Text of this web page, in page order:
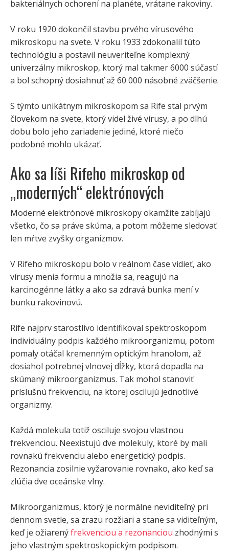
bakteriálnych ochorení na planéte, vrátane rakoviny.
V roku 1920 dokončil stavbu prvého vírusového
mikroskopu na svete. V roku 1933 zdokonalil túto
technológiu a postavil neuveriteľne komplexný
univerzálny mikroskop, ktorý mal takmer 6000 súčastí
a bol schopný dosiahnuť až 60 000 násobné zväčšenie.
S týmto unikátnym mikroskopom sa Rife stal prvým
človekom na svete, ktorý videl živé vírusy, a po dlhú
dobu bolo jeho zariadenie jediné, ktoré niečo
podobné mohlo ukázať.
Ako sa líši Rifeho mikroskop od
„moderných“ elektrónových
Moderné elektrónové mikroskopy okamžite zabíjajú
všetko, čo sa práve skúma, a potom môžeme sledovať
len mŕtve zvyšky organizmov.
V Rifeho mikroskopu bolo v reálnom čase vidieť, ako
vírusy menia formu a množia sa, reagujú na
karcinogénne látky a ako sa zdravá bunka mení v
bunku rakovinovú.
Rife najprv starostlivo identifikoval spektroskopom
individuálny podpis každého mikroorganizmu, potom
pomaly otáčal kremenným optickým hranolom, až
dosiahol potrebnej vlnovej dĺžky, ktorá dopadla na
skúmaný mikroorganizmus. Tak mohol stanoviť
príslušnú frekvenciu, na ktorej oscilujú jednotlivé
organizmy.
Každá molekula totiž osciluje svojou vlastnou
frekvenciou. Neexistujú dve molekuly, ktoré by mali
rovnakú frekvenciu alebo energetický podpis.
Rezonancia zosilnie vyžarovanie rovnako, ako keď sa
zlúčia dve oceánske vlny.
Mikroorganizmus, ktorý je normálne neviditeľný pri
dennom svetle, sa zrazu rozžiari a stane sa viditeľným,
keď je ožiarenýfrekvenciou a rezonanciou zhodnými s
jeho vlastným spektroskopickým podpisom.